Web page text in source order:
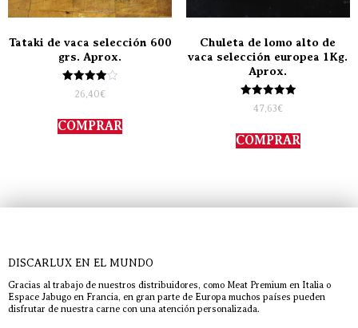
Tataki de vaca selección 600
grs. Aprox.
Valorado
con
de 5
26,40€
COMPRAR
Chuleta de lomo alto de
vaca selección europea 1Kg.
Aprox.
Valorado
con
de 5
47,63€
COMPRAR
DISCARLUX EN EL MUNDO
Gracias al trabajo de nuestros distribuidores, como Meat Premium en Italia o
Espace Jabugo en Francia, en gran parte de Europa muchos países pueden
disfrutar de nuestra carne con una atención personalizada.